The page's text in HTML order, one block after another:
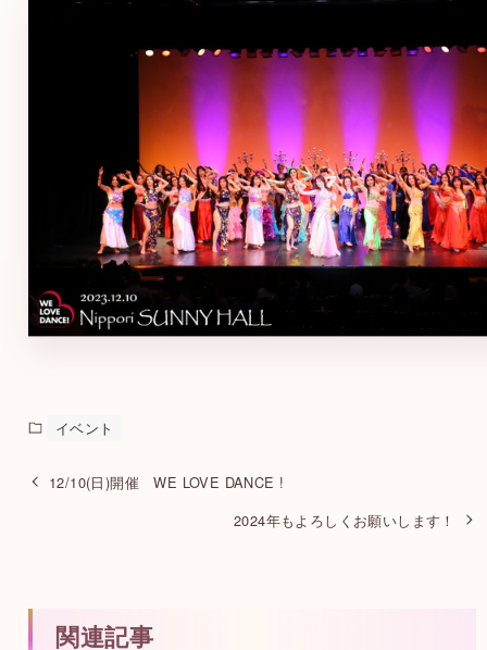
イベント
12/10(日)開催 WE LOVE DANCE !
2024年もよろしくお願いします！
関連記事